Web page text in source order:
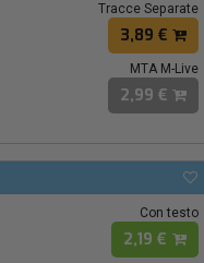
Tracce Separate
3,89 €
MTA M-Live
2,99 €
Con testo
2,19 €